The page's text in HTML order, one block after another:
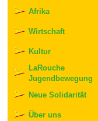
Afrika
Wirtschaft
Kultur
LaRouche
Jugendbewegung
Neue Solidarität
Über uns